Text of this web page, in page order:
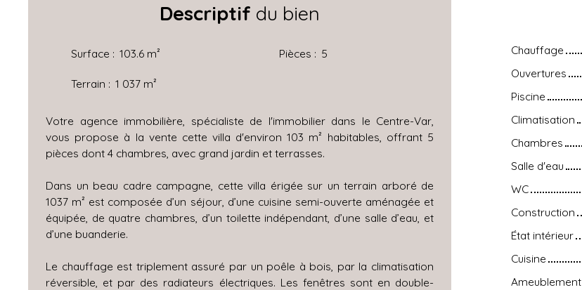
Descriptif du bien
Surface : 103.6 m² Pièces : 5
Terrain : 1 037 m²
Votre agence immobilière, spécialiste de l'immobilier dans le Centre-Var,
vous propose à la vente cette villa d'environ 103 m² habitables, offrant 5
pièces dont 4 chambres, avec grand jardin et terrasses.
Dans un beau cadre campagne, cette villa érigée sur un terrain arboré de
1037 m² est composée d’un séjour, d’une cuisine semi-ouverte aménagée et
équipée, de quatre chambres, d’un toilette indépendant, d’une salle d’eau, et
d’une buanderie.
Le chauffage est triplement assuré par un poêle à bois, par la climatisation
réversible, et par des radiateurs électriques. Les fenêtres sont en double-
Chauffage
Ouvertures
Piscine
Climatisation
Chambres
Salle d'eau
WC
Construction
État intérieur
Cuisine
Ameublement